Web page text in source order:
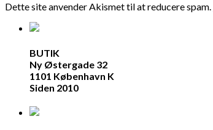
Dette site anvender Akismet til at reducere spam.
BUTIK
Ny Østergade 32
1101 København K
Siden 2010